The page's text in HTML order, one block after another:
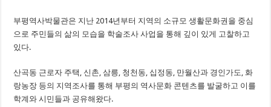
부평역사박물관은 지난 2014년부터 지역의 소규모 생활문화권을 중심
으로 주민들의 삶의 모습을 학술조사 사업을 통해 깊이 있게 고찰하고
있다.
산곡동 근로자 주택, 신촌, 삼릉, 청천동, 십정동, 만월산과 경인가도, 화
랑농장 등의 지역조사를 통해 부평의 역사문화 콘텐츠를 발굴하고 이를
학계와 시민들과 공유해왔다.